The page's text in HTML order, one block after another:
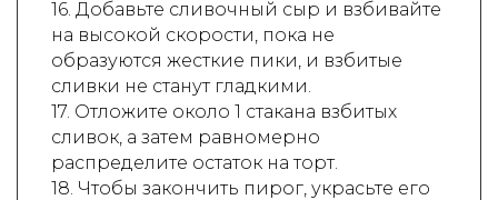
16. Добавьте сливочный сыр и взбивайте
на высокой скорости, пока не
образуются жесткие пики, и взбитые
сливки не станут гладкими.
17. Отложите около 1 стакана взбитых
сливок, а затем равномерно
распределите остаток на торт.
18. Чтобы закончить пирог, украсьте его